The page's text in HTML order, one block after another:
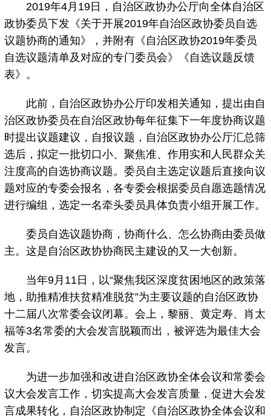
2019年4月19日，自治区政协办公厅向全体自治区
政协委员下发《关于开展2019年自治区政协委员自选
议题协商的通知》，并附有《自治区政协2019年委员
自选议题清单及对应的专门委员会》《自选议题反馈
表》。
此前，自治区政协办公厅印发相关通知，提出由自
治区政协委员在自治区政协每年征集下一年度协商议题
时提出议题建议，自报议题，自治区政协办公厅汇总筛
选后，拟定一批切口小、聚焦准、作用实和人民群众关
注度高的自选协商议题。委员自主选定议题后直接向议
题对应的专委会报名，各专委会根据委员自愿选题情况
进行编组，选定一名牵头委员具体负责小组开展工作。
委员自选议题协商，协商什么、怎么协商由委员做
主。这是自治区政协协商民主建设的又一大创新。
当年9月11日，以“聚焦我区深度贫困地区的政策落
地，助推精准扶贫精准脱贫”为主要议题的自治区政协
十二届八次常委会议闭幕。会上，黎丽、黄定寿、肖太
福等3名常委的大会发言脱颖而出，被评选为最佳大会
发言。
为进一步加强和改进自治区政协全体会议和常委会
议大会发言工作，切实提高大会发言质量，促进大会发
言成果转化，自治区政协制定《自治区政协全体会议和